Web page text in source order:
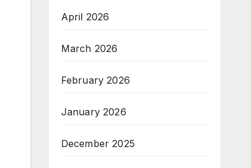
April 2026
March 2026
February 2026
January 2026
December 2025